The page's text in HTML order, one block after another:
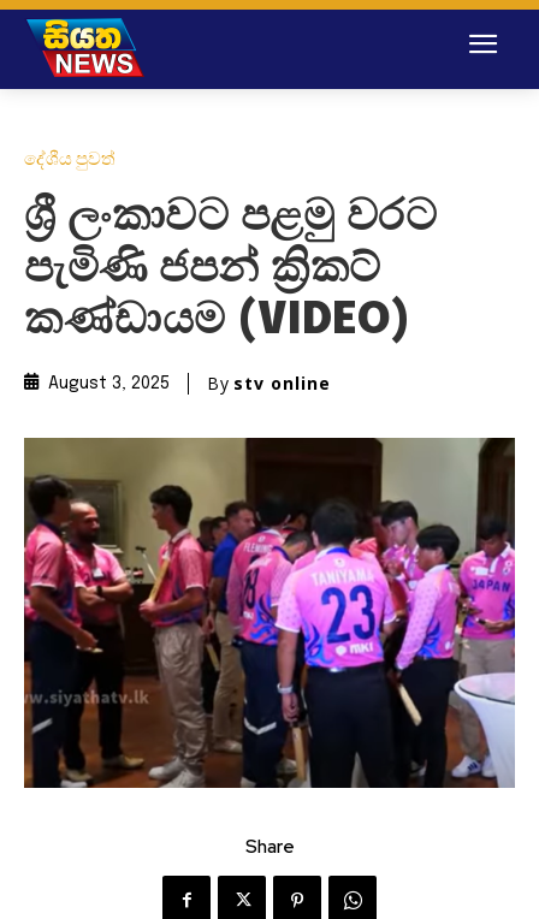
දේශීය පුවත්
ශ්‍රී ලංකාවට පළමු වරට
පැමිණි ජපන් ක්‍රිකට්
කණ්ඩායම (VIDEO)
August 3, 2025 By stv online
Share